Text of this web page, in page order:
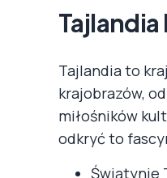
Tajlandia to
krajobrazów,
miłośników
odkryć to
Świątynie